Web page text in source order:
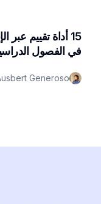
15 أداة تقييم
في الفصول
Generoso